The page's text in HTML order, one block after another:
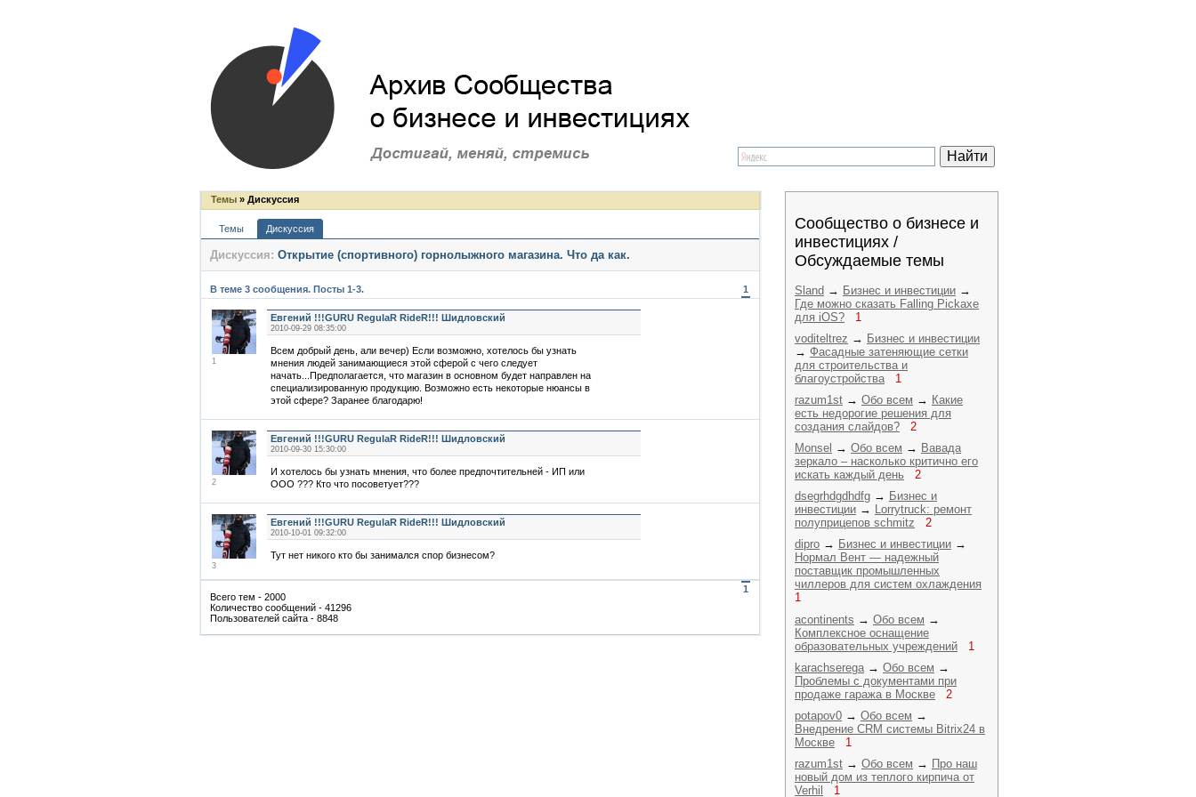
Сообщество о бизнесе и
инвестициях /
Обсуждаемые темы
Sland → Бизнес и инвестиции →
Где можно сказать Falling Pickaxe
для iOS?
1
voditeltrez → Бизнес и инвестиции
→ Фасадные затеняющие сетки
для строительства и
благоустройства
1
razum1st → Обо всем → Какие
есть недорогие решения для
создания слайдов?
2
Monsel → Обо всем → Вавада
зеркало – насколько критично его
искать каждый день
2
dsegrhdgdhdfg → Бизнес и
инвестиции → Lorrytruck: ремонт
полуприцепов schmitz
2
dipro → Бизнес и инвестиции →
Нормал Вент — надежный
поставщик промышленных
чиллеров для систем охлаждения
1
acontinents → Обо всем →
Комплексное оснащение
образовательных учреждений
1
karachserega → Обо всем →
Проблемы с документами при
продаже гаража в Москве
2
potapov0 → Обо всем →
Внедрение CRM системы Bitrix24 в
Москве
1
razum1st → Обо всем → Про наш
новый дом из теплого кирпича от
Verhil
1
Темы » Дискуссия
Темы Дискуссия
Дискуссия: Открытие (спортивного) горнолыжного магазина. Что да как.
В теме 3 сообщения. Посты 1-3. 1
1
Евгений !!!GURU RegulaR RideR!!! Шидловский
2010-09-29 08:35:00
Всем добрый день, али вечер) Если возможно, хотелось бы узнать
мнения людей занимающиеся этой сферой с чего следует
начать...Предполагается, что магазин в основном будет направлен на
специализированную продукцию. Возможно есть некоторые нюансы в
этой сфере? Заранее благодарю!
2
Евгений !!!GURU RegulaR RideR!!! Шидловский
2010-09-30 15:30:00
И хотелось бы узнать мнения, что более предпочтительней - ИП или
ООО ??? Кто что посоветует???
3
Евгений !!!GURU RegulaR RideR!!! Шидловский
2010-10-01 09:32:00
Тут нет никого кто бы занимался спор бизнесом?
1
Всего тем - 2000
Количество сообщений - 41296
Пользователей сайта - 8848